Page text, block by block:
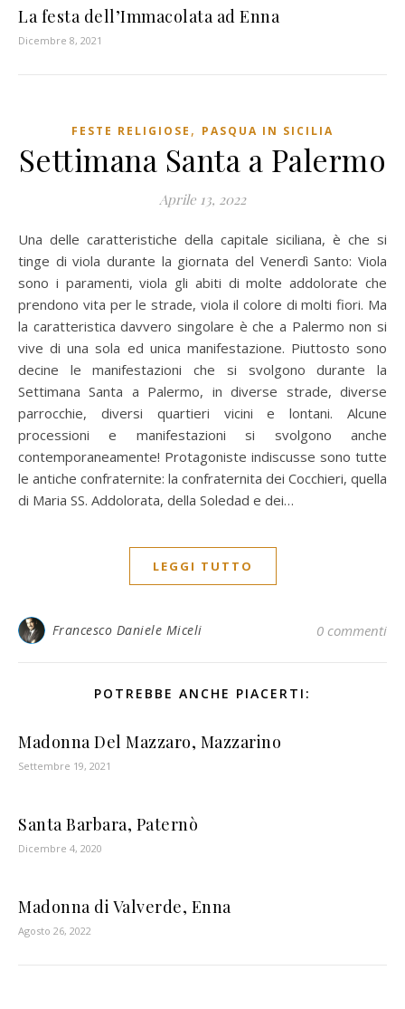
La festa dell’Immacolata ad Enna
Dicembre 8, 2021
FESTE RELIGIOSE , PASQUA IN SICILIA
Settimana Santa a Palermo
Aprile 13, 2022
Una delle caratteristiche della capitale siciliana, è che si
tinge di viola durante la giornata del Venerdì Santo: Viola
sono i paramenti, viola gli abiti di molte addolorate che
prendono vita per le strade, viola il colore di molti fiori. Ma
la caratteristica davvero singolare è che a Palermo non si
vive di una sola ed unica manifestazione. Piuttosto sono
decine le manifestazioni che si svolgono durante la
Settimana Santa a Palermo, in diverse strade, diverse
parrocchie, diversi quartieri vicini e lontani. Alcune
processioni e manifestazioni si svolgono anche
contemporaneamente! Protagoniste indiscusse sono tutte
le antiche confraternite: la confraternita dei Cocchieri, quella
di Maria SS. Addolorata, della Soledad e dei…
LEGGI TUTTO
Francesco Daniele Miceli 0 commenti
POTREBBE ANCHE PIACERTI:
Madonna Del Mazzaro, Mazzarino
Settembre 19, 2021
Santa Barbara, Paternò
Dicembre 4, 2020
Madonna di Valverde, Enna
Agosto 26, 2022